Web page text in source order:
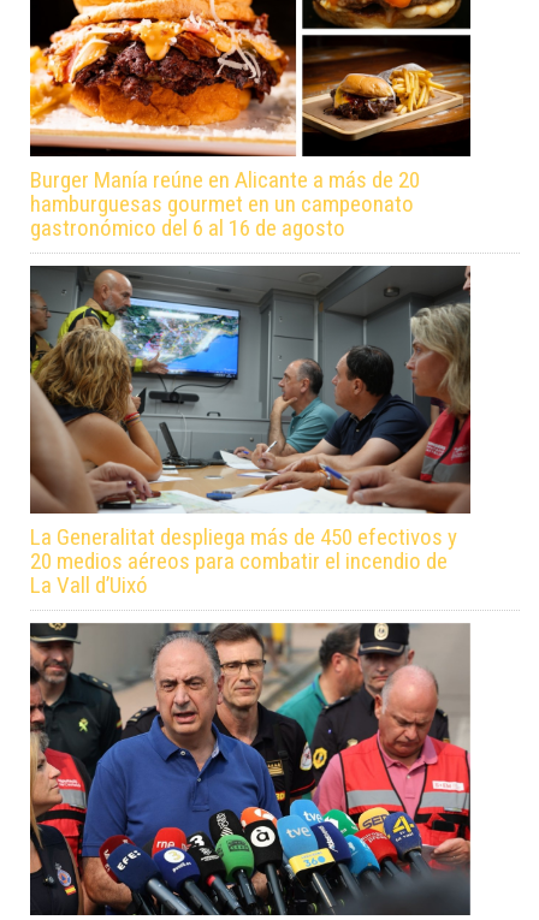
Burger Manía reúne en Alicante a más de 20
hamburguesas gourmet en un campeonato
gastronómico del 6 al 16 de agosto
La Generalitat despliega más de 450 efectivos y
20 medios aéreos para combatir el incendio de
La Vall d’Uixó